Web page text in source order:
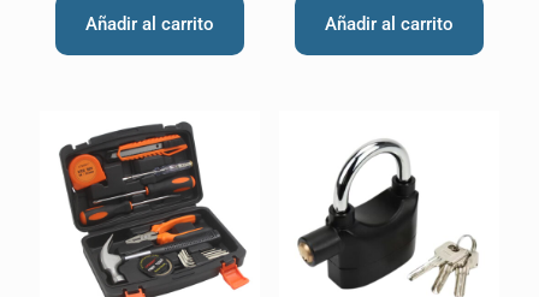
Añadir al carrito Añadir al carrito